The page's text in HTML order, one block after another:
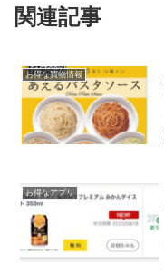
関連記事
お得な買物情報
お得なアプリ